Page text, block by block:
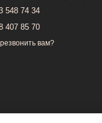
548 74 34
407 85 70
вам?